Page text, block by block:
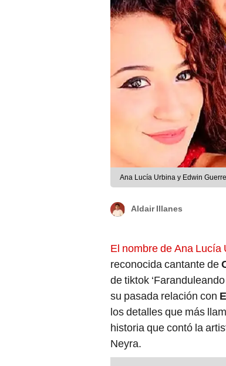
Ana Lucía Urbina y Edwin
reconocida cantante de
de tiktok
su pasada relación con
los detalles que más
historia que contó la
Neyra.